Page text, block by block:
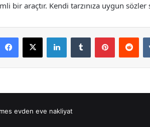
bir araçtır. Kendi tarzınıza uygun
Facebook
X LinkedInTumblr Pinterest
evden eve nakliyat